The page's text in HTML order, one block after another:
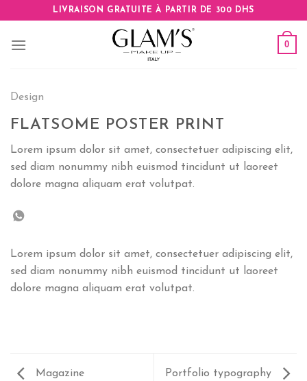
content
LIVRAISON GRATUITE À PARTIR DE 300 DHS
0
Design
FLATSOME POSTER PRINT
Lorem ipsum dolor sit amet, consectetuer adipiscing elit,
sed diam nonummy nibh euismod tincidunt ut laoreet
dolore magna aliquam erat volutpat.
Lorem ipsum dolor sit amet, consectetuer adipiscing elit,
sed diam nonummy nibh euismod tincidunt ut laoreet
dolore magna aliquam erat volutpat.
Magazine Portfolio typography